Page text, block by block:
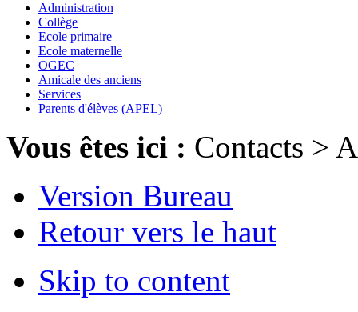
Administration
Collège
Ecole primaire
Ecole maternelle
OGEC
Amicale des anciens
Services
Parents d'élèves (APEL)
Vous êtes ici : Contacts >
Version Bureau
Retour vers le haut
Skip to content